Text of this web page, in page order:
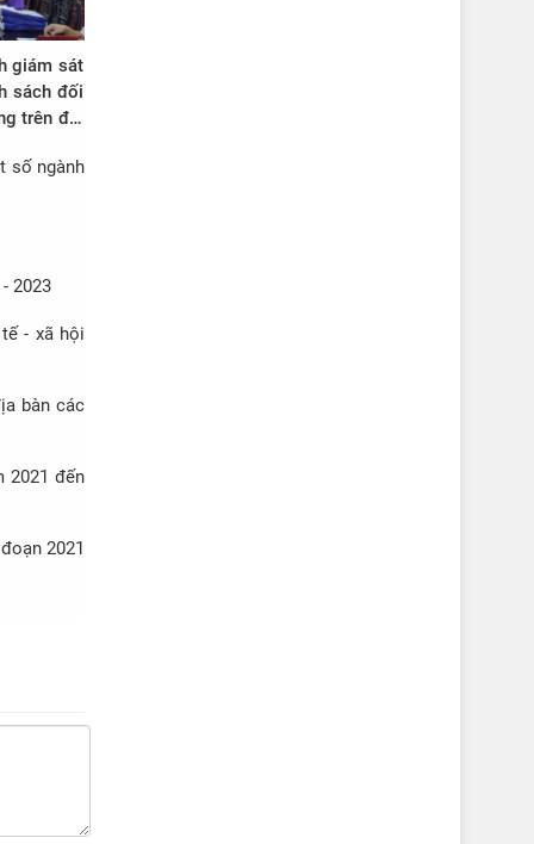
giám sát
sách đối
trên địa
số ngành
2023
- xã hội
bàn các
2021 đến
2021